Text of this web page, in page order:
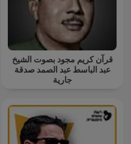
قرآن كريم مجود بصوت الشيخ
عبد الباسط عبد الصمد صدقة
جارية